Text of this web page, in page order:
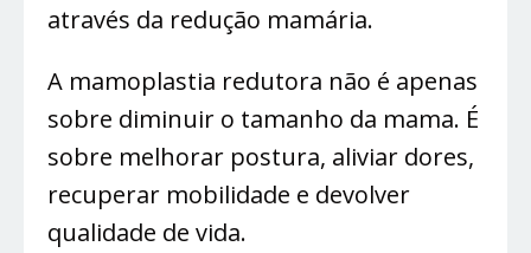
através da redução mamária.
A mamoplastia redutora não é apenas
sobre diminuir o tamanho da mama. É
sobre melhorar postura, aliviar dores,
recuperar mobilidade e devolver
qualidade de vida.